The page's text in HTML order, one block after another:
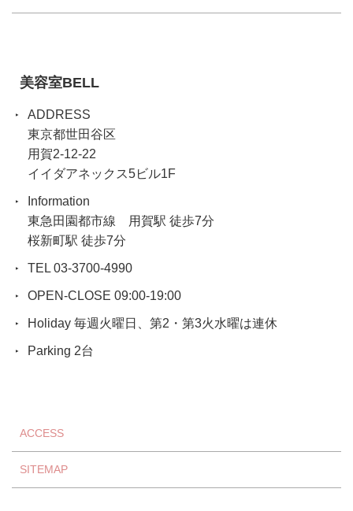
美容室BELL
ADDRESS
東京都世田谷区
用賀2-12-22
イイダアネックス5ビル1F
Information
東急田園都市線 用賀駅 徒歩7分
桜新町駅 徒歩7分
TEL 03-3700-4990
OPEN-CLOSE 09:00-19:00
Holiday 毎週火曜日、第2・第3火水曜は連休
Parking 2台
ACCESS
SITEMAP